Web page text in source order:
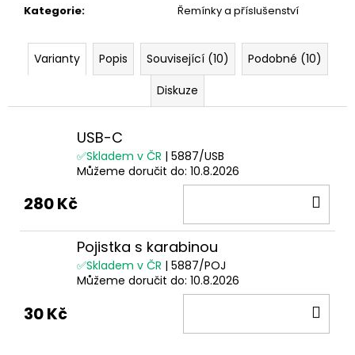
Kategorie: Řemínky a příslušenství
Varianty Popis Související (10)
Podobné (10)
Diskuze
USB-C
✅Skladem v ČR | 5887/USB
Můžeme doručit do: 10.8.2026
280 Kč
Pojistka s karabinou
✅Skladem v ČR | 5887/POJ
Můžeme doručit do: 10.8.2026
30 Kč